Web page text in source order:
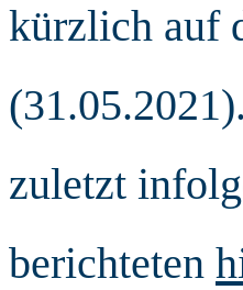
kürzlich auf
zuletzt
berichteten